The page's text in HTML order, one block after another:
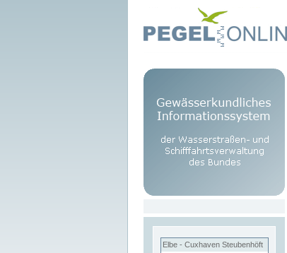
Elbe - Cuxhaven Steubenhöft